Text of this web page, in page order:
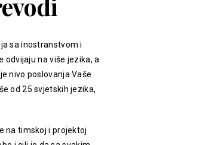
sa inostranstvom i
odvijaju na više jezika, a
nivo poslovanja Vaše
od 25 svjetskih jezika,
na timskoj i projektoj